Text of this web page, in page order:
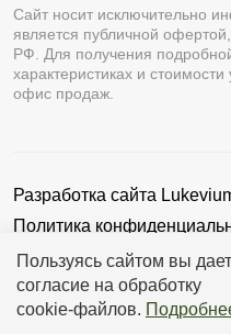
Пользуясь сайтом вы
согласие на обработку
cookie-файлов.
Сайт носит исключительно
является публичной
РФ. Для получения
характеристиках и
офис продаж.
Разработка сайта
Политика
Пользовательское